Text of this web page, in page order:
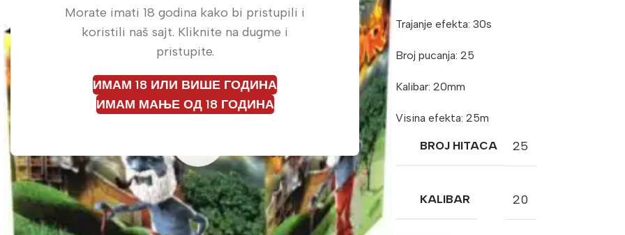
Morate imati 18 godina kako bi pristupili i
koristili naš sajt. Kliknite na dugme i
pristupite.
ИМАМ 18 ИЛИ ВИШЕ ГОДИНА
ИМАМ МАЊЕ ОД 18 ГОДИНА
Trajanje efekta: 30s
Broj pucanja: 25
Kalibar: 20mm
Visina efekta: 25m
BROJ HITACA 25
KALIBAR 20